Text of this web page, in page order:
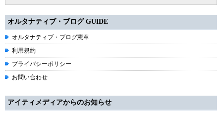
オルタナティブ・ブログ GUIDE
オルタナティブ・ブログ憲章
利用規約
プライバシーポリシー
お問い合わせ
アイティメディアからのお知らせ